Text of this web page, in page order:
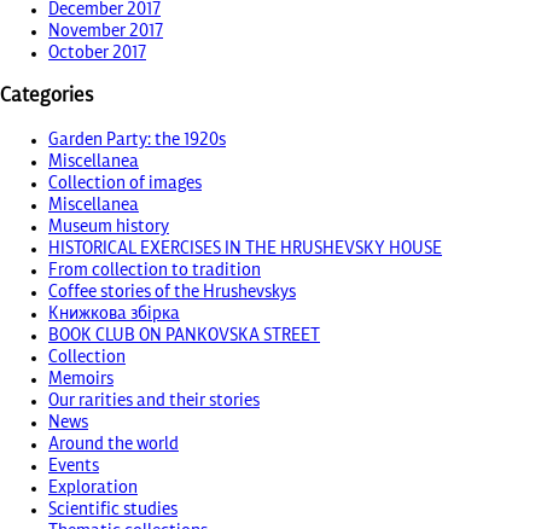
December 2017
November 2017
October 2017
Categories
Garden Party: the 1920s
Miscellanea
Collection of images
Miscellanea
Museum history
HISTORICAL EXERCISES IN THE HRUSHEVSKY HOUSE
From collection to tradition
Coffee stories of the Hrushevskys
Книжкова збірка
BOOK CLUB ON PANKOVSKA STREET
Collection
Memoirs
Our rarities and their stories
News
Around the world
Events
Exploration
Scientific studies